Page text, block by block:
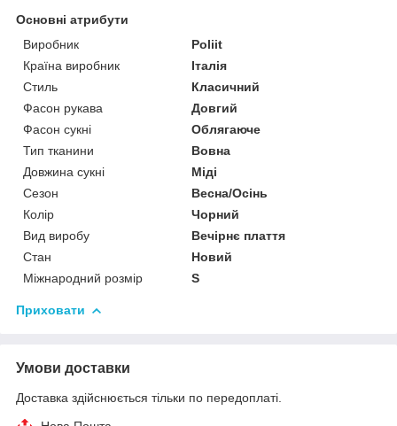
Основні атрибути
Виробник
Poliit
Країна виробник
Італія
Стиль
Класичний
Фасон рукава
Довгий
Фасон сукні
Облягаюче
Тип тканини
Вовна
Довжина сукні
Міді
Сезон
Весна/Осінь
Колір
Чорний
Вид виробу
Вечірнє плаття
Стан
Новий
Міжнародний розмір
S
Приховати
Умови доставки
Доставка здійснюється тільки по передоплаті.